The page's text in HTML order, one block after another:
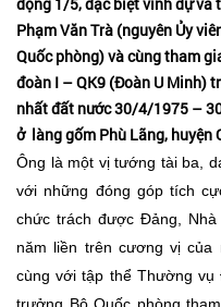
Phạm Văn Trà (nguyên Ủy
Quốc phòng) và cùng tham
đoàn I – QK9 (Đoàn U Minh)
nhất đất nước 30/4/1975 –
ở làng gốm Phù Lãng, huyện
Ông là một vị tướng tài ba,
với những đóng góp tích
chức trách được Đảng,
năm liền trên cương vị
cùng với tập thể Thường